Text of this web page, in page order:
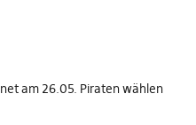
am 26.05. Piraten wählen